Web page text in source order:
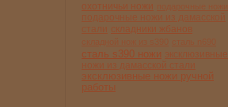
охотничьи ножи
складники жбанов
сталь s390 ножи
эксклюзивные ножи ручной
работы